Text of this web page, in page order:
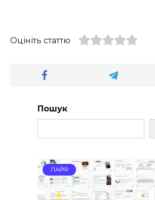
Оцініть статтю
Пошук
ЛАЙФ